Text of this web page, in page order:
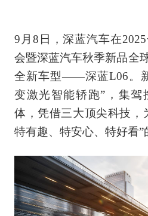
9月8日，深蓝汽车在
会暨深蓝汽车秋季新品全
全新车型——深蓝L06。
变激光智能轿跑”，集驾
体，凭借三大顶尖科技，
特有趣、特安心、特好看”